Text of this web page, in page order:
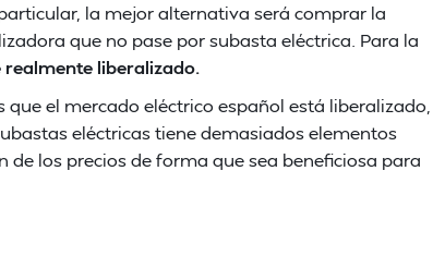
la mejor alternativa será comprar la
que no pase por subasta eléctrica. Para la
liberalizado.
el mercado eléctrico español está liberalizado,
eléctricas tiene demasiados elementos
los precios de forma que sea beneficiosa para